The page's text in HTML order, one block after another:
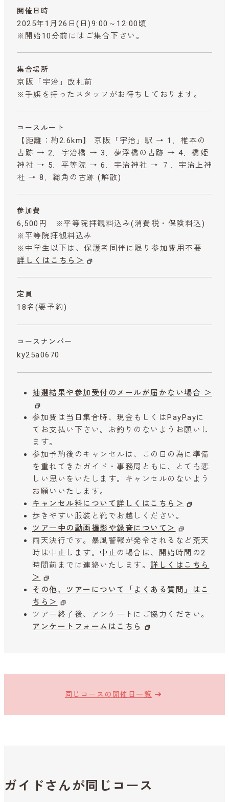
開催日時
2025年1月26日(日)9:00～12:00頃
※開始10分前にはご集合下さい。
集合場所
京阪「宇治」改札前
※手旗を持ったスタッフがお待ちしております。
コースルート
【距離：約2.6km】 京阪「宇治」駅 → 1．椎本の
古跡 → 2．宇治橋 → 3．夢浮橋の古跡 → 4．橋姫
神社 → 5．平等院 → 6．宇治神社 → ７．宇治上神
社 → 8．総角の古跡 (解散)
参加費
6,500円 ※平等院拝観料込み(消費税・保険料込)
※平等院拝観料込み
※中学生以下は、保護者同伴に限り参加費用不要
詳しくはこちら＞
定員
18名(要予約)
コースナンバー
ky25a0670
抽選結果や参加受付のメールが届かない場合 ＞
参加費は当日集合時、現金もしくはPayPayに
てお支払い下さい。お釣りのないようお願いし
ます。
参加予約後のキャンセルは、この日の為に準備
を重ねてきたガイド・事務局ともに、とても悲
しい思いをいたします。キャンセルのないよう
お願いいたします。
キャンセル料について詳しくはこちら＞
歩きやすい服装と靴でお越しください。
ツアー中の動画撮影や録音について＞
雨天決行です。暴風警報が発令されるなど荒天
時は中止します。中止の場合は、開始時間の2
時間前までに連絡いたします。 詳しくはこちら
＞
その他、ツアーについて「よくある質問」はこ
ちら＞
ツアー終了後、アンケートにご協力ください。
アンケートフォームはこちら
同じコースの開催日一覧
ガイドさんが同じコース